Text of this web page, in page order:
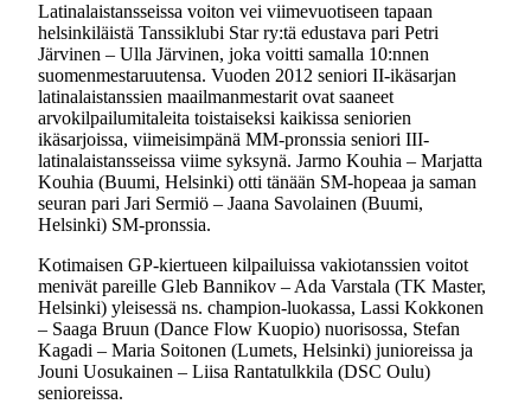
Latinalaistansseissa voiton vei viimevuotiseen tapaan
helsinkiläistä Tanssiklubi Star ry:tä edustava pari Petri
Järvinen – Ulla Järvinen, joka voitti samalla 10:nnen
suomenmestaruutensa. Vuoden 2012 seniori II-ikäsarjan
latinalaistanssien maailmanmestarit ovat saaneet
arvokilpailumitaleita toistaiseksi kaikissa seniorien
ikäsarjoissa, viimeisimpänä MM-pronssia seniori III-
latinalaistansseissa viime syksynä. Jarmo Kouhia – Marjatta
Kouhia (Buumi, Helsinki) otti tänään SM-hopeaa ja saman
seuran pari Jari Sermiö – Jaana Savolainen (Buumi,
Helsinki) SM-pronssia.
Kotimaisen GP-kiertueen kilpailuissa vakiotanssien voitot
menivät pareille Gleb Bannikov – Ada Varstala (TK Master,
Helsinki) yleisessä ns. champion-luokassa, Lassi Kokkonen
– Saaga Bruun (Dance Flow Kuopio) nuorisossa, Stefan
Kagadi – Maria Soitonen (Lumets, Helsinki) junioreissa ja
Jouni Uosukainen – Liisa Rantatulkkila (DSC Oulu)
senioreissa.